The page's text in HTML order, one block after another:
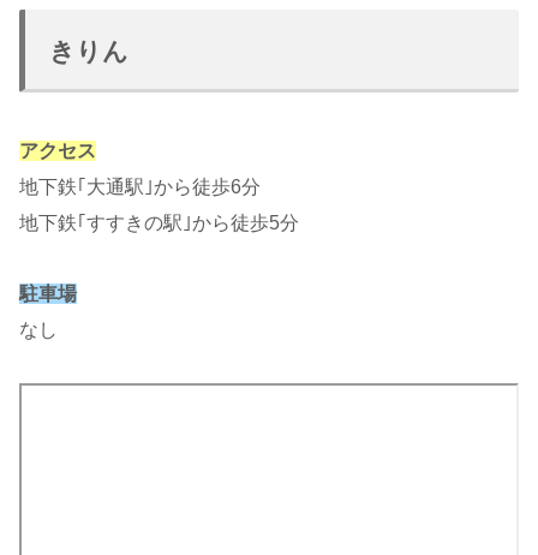
きりん
アクセス
地下鉄｢大通駅｣から徒歩6分
地下鉄｢すすきの駅｣から徒歩5分
駐車場
なし